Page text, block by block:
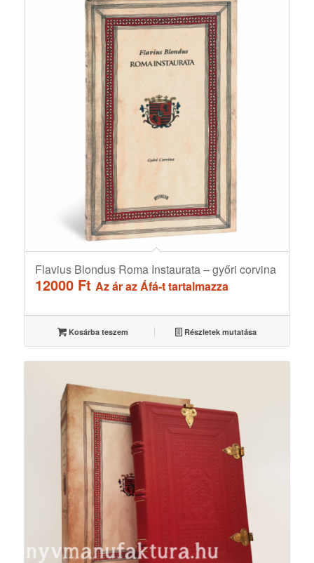
Flavius Blondus Roma Instaurata – győri corvina
12000 Ft Az ár az Áfá-t tartalmazza
Kosárba teszem Részletek mutatása